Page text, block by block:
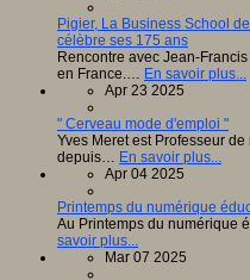
Pigier, La Business School
célèbre ses 175 ans
Rencontre avec Jean-
en France.… En savoir plus...
Apr 23 2025
" Cerveau mode d'emploi "
Yves Meret est Professeur
depuis… En savoir plus...
Apr 04 2025
Printemps du numérique
Au Printemps du numérique
savoir plus...
Mar 07 2025